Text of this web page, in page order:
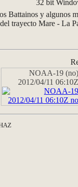
32 bit
Battainos y algunos
trayecto Mare - La
NOAA-19 (no)
2012/04/11 06:10Z